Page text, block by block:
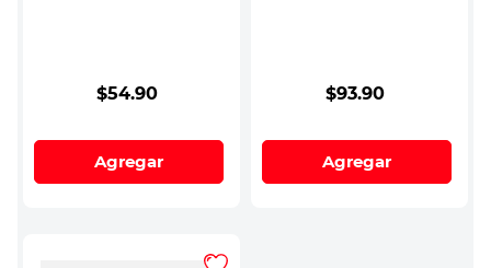
$54.90
Agregar
$93.90
Agregar